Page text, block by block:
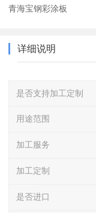
青海宝钢彩涂板
详细说明
是否支持加工定制
用途范围
加工服务
加工定制
是否进口